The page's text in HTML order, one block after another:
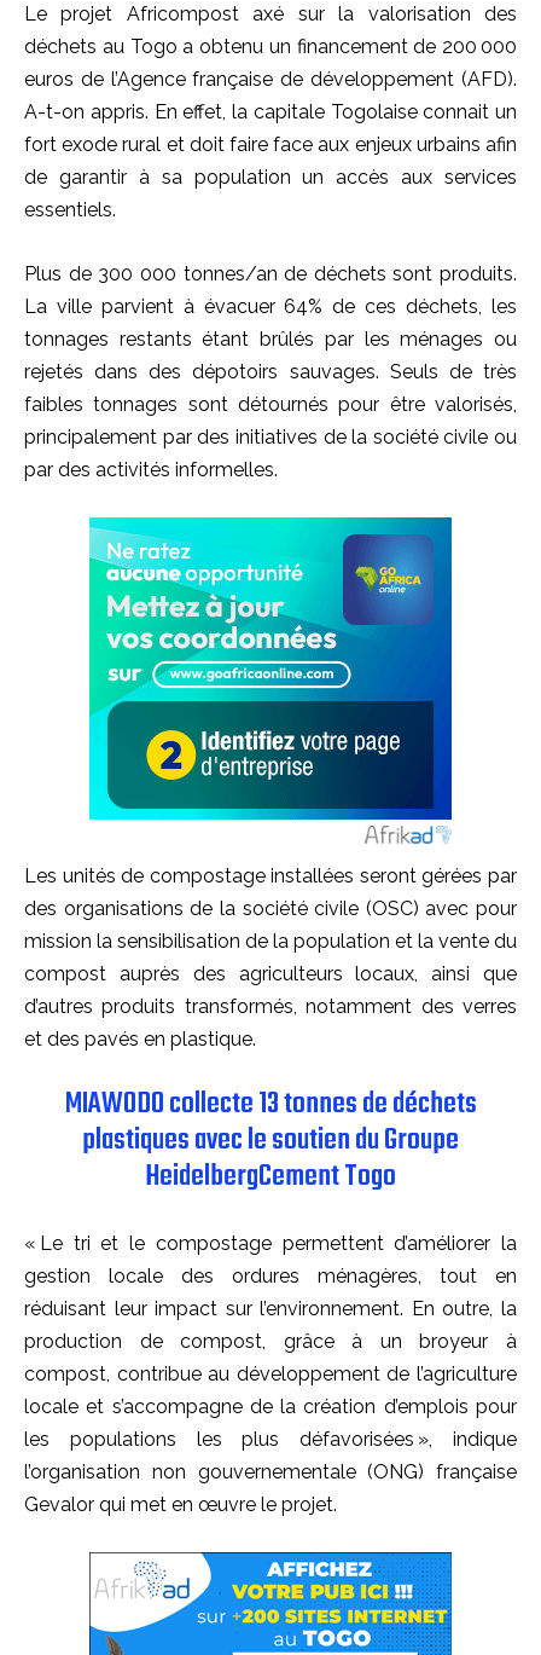
Le projet Africompost axé sur la valorisation des
déchets au Togo a obtenu un financement de 200 000
euros de l’Agence française de développement (AFD).
A-t-on appris. En effet, la capitale Togolaise connait un
fort exode rural et doit faire face aux enjeux urbains afin
de garantir à sa population un accès aux services
essentiels.
Plus de 300 000 tonnes/an de déchets sont produits.
La ville parvient à évacuer 64% de ces déchets, les
tonnages restants étant brûlés par les ménages ou
rejetés dans des dépotoirs sauvages. Seuls de très
faibles tonnages sont détournés pour être valorisés,
principalement par des initiatives de la société civile ou
par des activités informelles.
Les unités de compostage installées seront gérées par
des organisations de la société civile (OSC) avec pour
mission la sensibilisation de la population et la vente du
compost auprès des agriculteurs locaux, ainsi que
d’autres produits transformés, notamment des verres
et des pavés en plastique.
MIAWODO collecte 13 tonnes de déchets
plastiques avec le soutien du Groupe
HeidelbergCement Togo
« Le tri et le compostage permettent d’améliorer la
gestion locale des ordures ménagères, tout en
réduisant leur impact sur l’environnement. En outre, la
production de compost, grâce à un broyeur à
compost, contribue au développement de l’agriculture
locale et s’accompagne de la création d’emplois pour
les populations les plus défavorisées », indique
l’organisation non gouvernementale (ONG) française
Gevalor qui met en œuvre le projet.